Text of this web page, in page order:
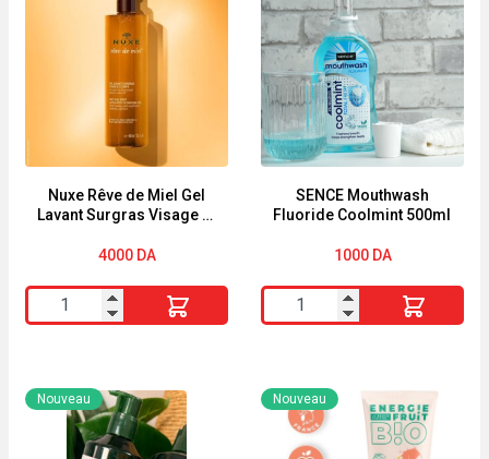
Nuxe Rêve de Miel Gel
Lavant Surgras Visage et
4000 DA
quantité
de
Rêve
de
SENCE Mouthwash
Fluoride Coolmint 500ml
1000 DA
quantité
de
Mouthwash
Fluoride
Coolmint
Nouveau Nouveau